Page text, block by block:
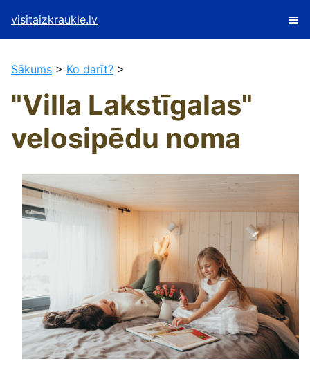
visitaizkraukle.lv
Sākums > Ko darīt? >
"Villa Lakstīgalas"
velosipēdu noma